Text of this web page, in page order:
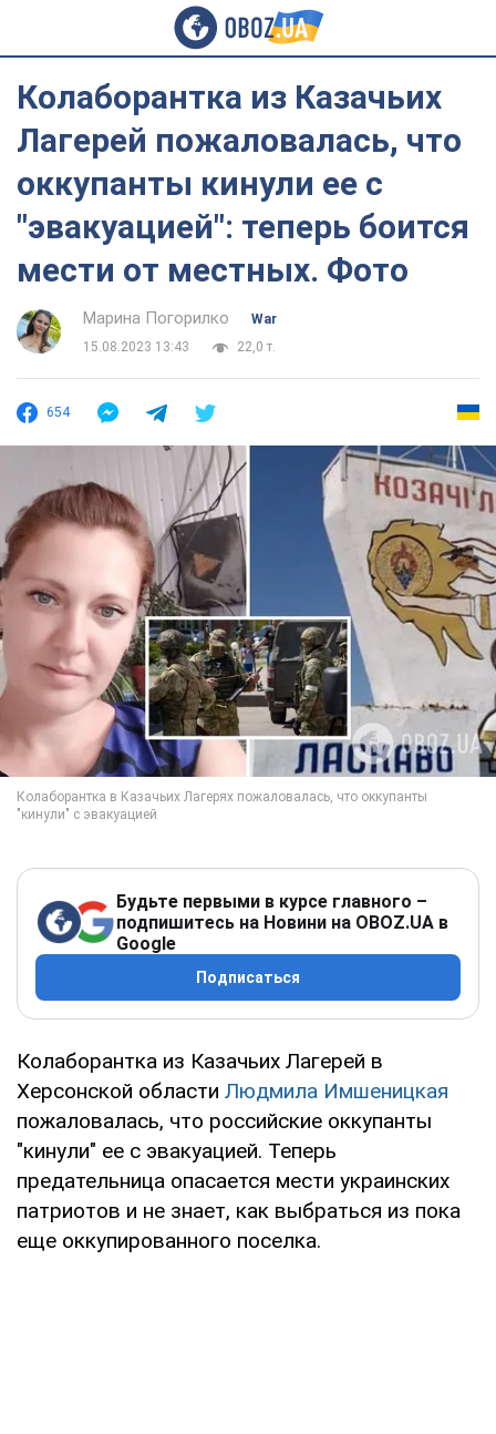
Колаборантка из Казачьих
Лагерей пожаловалась, что
оккупанты кинули ее с
"эвакуацией": теперь боится
мести от местных. Фото
Марина Погорилко
War
15.08.2023 13:43
22,0 т.
654
Будьте первыми в курсе главного –
подпишитесь на Новини на OBOZ.UA в
Google
Подписаться
Колаборантка из Казачьих Лагерей в
Херсонской области Людмила Имшеницкая
пожаловалась, что российские оккупанты
"кинули" ее с эвакуацией. Теперь
предательница опасается мести украинских
патриотов и не знает, как выбраться из пока
еще оккупированного поселка.